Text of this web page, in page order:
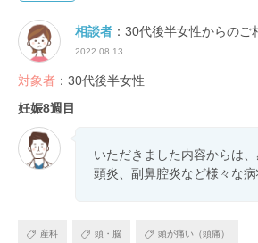
相談者 ：30代後半女性からのご
2022.08.13
対象者 ：30代後半女性
妊娠8週目
いただきました内容からは
頭炎、副鼻腔炎など様々な病
産科 頭・脳 頭が痛い（頭痛）